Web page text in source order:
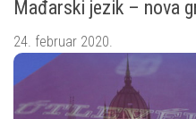
Mađarski jezik – nova
24. februar 2020.